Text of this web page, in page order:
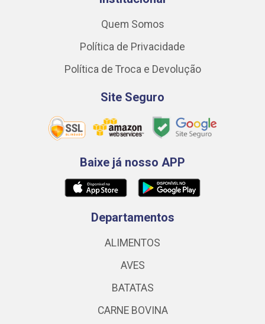
Quem Somos
Política de Privacidade
Política de Troca e Devolução
Site Seguro
Baixe já nosso APP
Departamentos
ALIMENTOS
AVES
BATATAS
CARNE BOVINA